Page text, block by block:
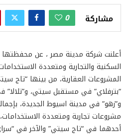
مشاركة 0
أعلنت شركة مدينة مصر ، عن محفظتها
السكنية والتجارية ومتعددة
المشروعات العقارية، من بينها “تاج
“بترفلاي” في مستقبل سيتي، و”تلالا”
مشروعات تجارية ومتعددة
أحدهما في “تاج سيتي” والآخر في